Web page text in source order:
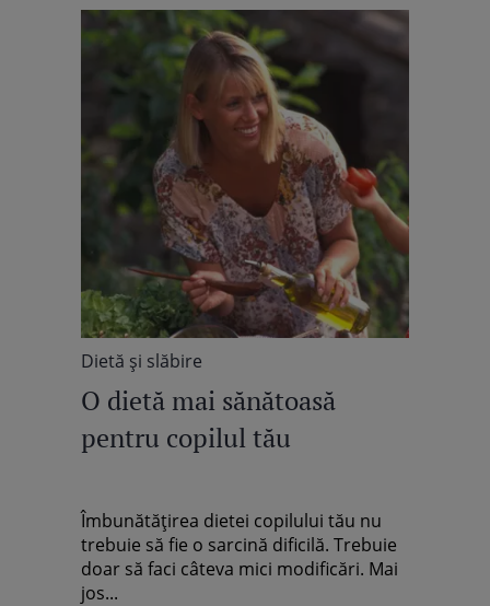
Dietă şi slăbire
O dietă mai sănătoasă
pentru copilul tău
Îmbunătăţirea dietei copilului tău nu
trebuie să fie o sarcină dificilă. Trebuie
doar să faci câteva mici modificări. Mai
jos...